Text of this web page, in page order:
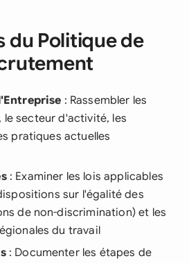
du Politique de
: Rassembler les
le secteur d'activité, les
pratiques actuelles
: Examiner les lois applicables
sur l'égalité des
de non-discrimination) et les
du travail
: Documenter les étapes de